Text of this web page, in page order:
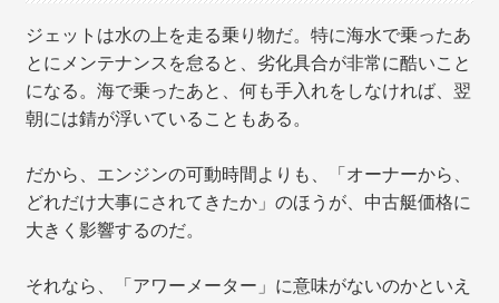
ジェットは水の上を走る乗り物だ。特に海水で乗ったあ
とにメンテナンスを怠ると、劣化具合が非常に酷いこと
になる。海で乗ったあと、何も手入れをしなければ、翌
朝には錆が浮いていることもある。
だから、エンジンの可動時間よりも、「オーナーから、
どれだけ大事にされてきたか」のほうが、中古艇価格に
大きく影響するのだ。
それなら、「アワーメーター」に意味がないのかといえ